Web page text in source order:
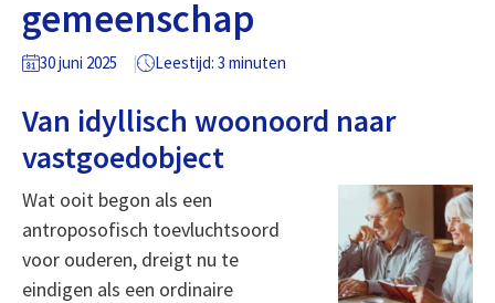
gemeenschap
30 juni 2025 Leestijd: 3 minuten
Van idyllisch woonoord naar
vastgoedobject
Wat ooit begon als een
antroposofisch toevluchtsoord
voor ouderen, dreigt nu te
eindigen als een ordinaire